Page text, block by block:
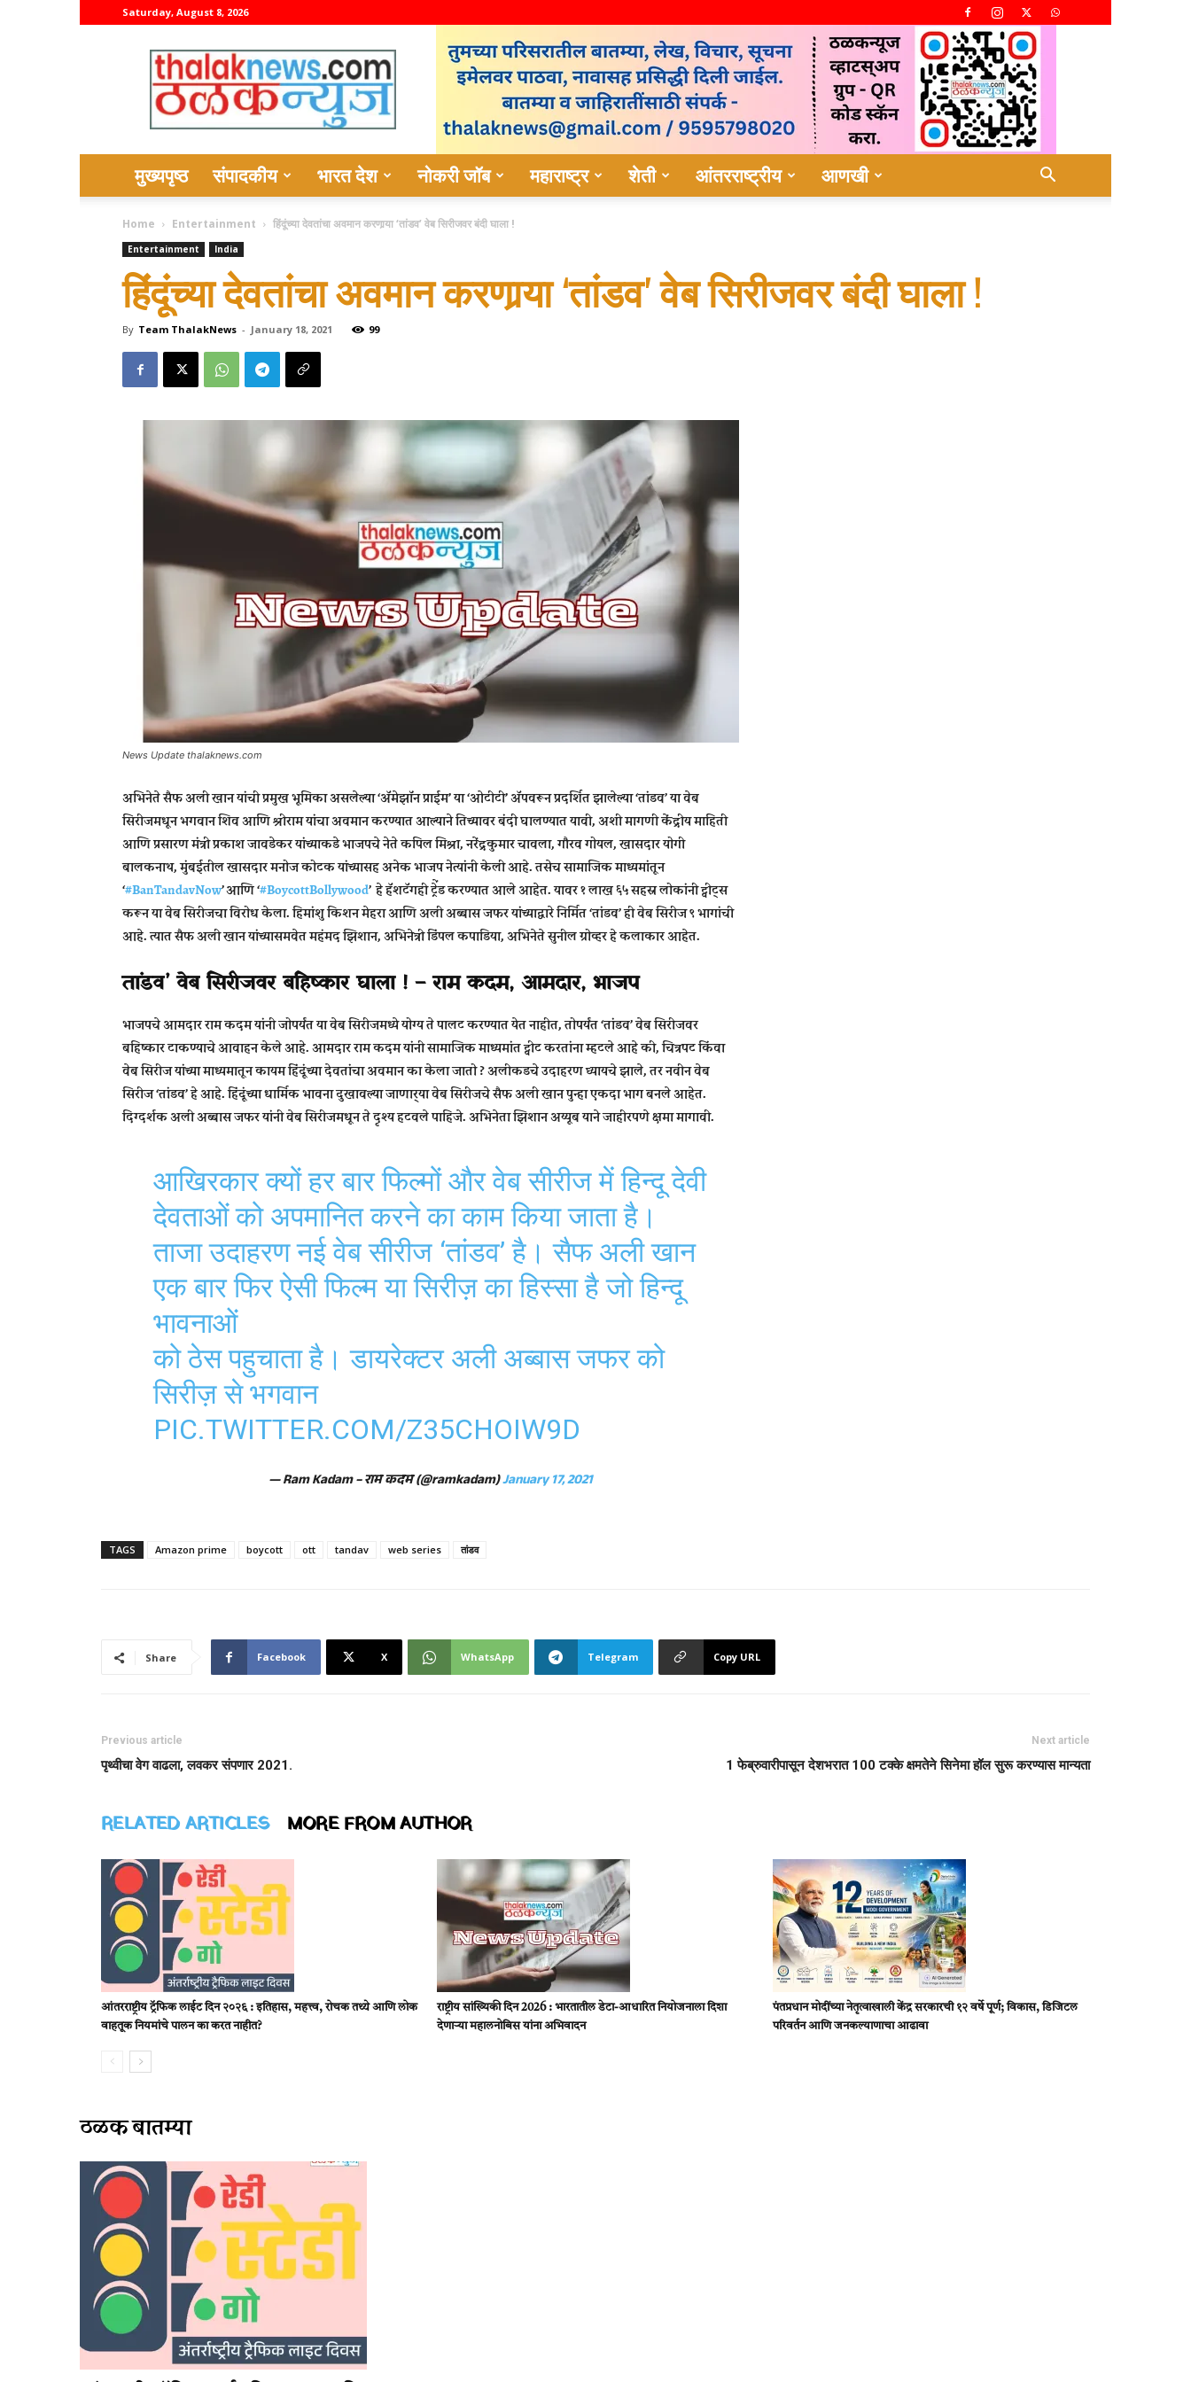
Saturday, August 8, 2026
thalaknews
मुख्यपृष्ठ संपादकीय भारत देश नोकरी जॉब महाराष्ट्र शेती आंतरराष्ट्रीय आणखी
Home Entertainment हिंदूंच्या देवतांचा अवमान करणार्‍या ‘तांडव’ वेब सिरीजवर बंदी घाला !
Entertainment India
हिंदूंच्या देवतांचा अवमान करणार्‍या ‘तांडव’ वेब सिरीजवर बंदी घाला !
By Team ThalakNews - January 18, 2021 99
News Update thalaknews.com
अभिनेते सैफ अली खान यांची प्रमुख भूमिका असलेल्या ‘अ‍ॅमेझॉन प्राईम’ या ‘ओटीटी’ अ‍ॅपवरून प्रदर्शित झालेल्या ‘तांडव’ या वेब
सिरीजमधून भगवान शिव आणि श्रीराम यांचा अवमान करण्यात आल्याने तिच्यावर बंदी घालण्यात यावी, अशी मागणी केंद्रीय माहिती
आणि प्रसारण मंत्री प्रकाश जावडेकर यांच्याकडे भाजपचे नेते कपिल मिश्रा, नरेंद्रकुमार चावला, गौरव गोयल, खासदार योगी
बालकनाथ, मुंबईतील खासदार मनोज कोटक यांच्यासह अनेक भाजप नेत्यांनी केली आहे. तसेच सामाजिक माध्यमांतून
‘#BanTandavNow’ आणि ‘#BoycottBollywood’ हे हॅशटॅगही ट्रेेंड करण्यात आले आहेत. यावर १ लाख ६५ सहस्र लोकांनी ट्वीट्स
करून या वेब सिरीजचा विरोध केला. हिमांशु किशन मेहरा आणि अली अब्बास जफर यांच्याद्वारे निर्मित ‘तांडव’ ही वेब सिरीज ९ भागांची
आहे. त्यात सैफ अली खान यांच्यासमवेत महंमद झिशान, अभिनेत्री डिंपल कपाडिया, अभिनेते सुनील ग्रोव्हर हे कलाकार आहेत.
तांडव’ वेब सिरीजवर बहिष्कार घाला ! – राम कदम, आमदार, भाजप
भाजपचे आमदार राम कदम यांनी जोपर्यंत या वेब सिरीजमध्ये योग्य ते पालट करण्यात येत नाहीत, तोपर्यंत ‘तांडव’ वेब सिरीजवर
बहिष्कार टाकण्याचे आवाहन केले आहे. आमदार राम कदम यांनी सामाजिक माध्यमांत ट्वीट करतांना म्हटले आहे की, चित्रपट किंवा
वेब सिरीज यांच्या माध्यमातून कायम हिंदूंच्या देवतांचा अवमान का केला जातो ? अलीकडचे उदाहरण घ्यायचे झाले, तर नवीन वेब
सिरीज ‘तांडव’ हे आहे. हिंदूंच्या धार्मिक भावना दुखावल्या जाणार्‍या वेब सिरीजचे सैफ अली खान पुन्हा एकदा भाग बनले आहेत.
दिग्दर्शक अली अब्बास जफर यांनी वेब सिरीजमधून ते दृश्य हटवले पाहिजे. अभिनेता झिशान अय्यूब याने जाहीरपणे क्षमा मागावी.
आखिरकार क्यों हर बार फिल्मों और वेब सीरीज में हिन्दू देवी
देवताओं को अपमानित करने का काम किया जाता है।
ताजा उदाहरण नई वेब सीरीज ‘तांडव’ है। सैफ अली खान
एक बार फिर ऐसी फिल्म या सिरीज़ का हिस्सा है जो हिन्दू
भावनाओं
को ठेस पहुचाता है। डायरेक्टर अली अब्बास जफर को
सिरीज़ से भगवान
PIC.TWITTER.COM/Z35CHOIW9D
— Ram Kadam – राम कदम (@ramkadam)January 17, 2021
TAGS Amazon prime boycott ott tandav web series तांडव
Share Facebook X WhatsApp Telegram Copy URL
Previous article
पृथ्वीचा वेग वाढला, लवकर संपणार 2021.
Next article
1 फेब्रुवारीपासून देशभरात 100 टक्के क्षमतेने सिनेमा हॉल सुरू करण्यास मान्यता
RELATED ARTICLES MORE FROM AUTHOR
आंतरराष्ट्रीय ट्रॅफिक लाईट दिन २०२६ : इतिहास, महत्त्व, रोचक तथ्ये आणि लोक
वाहतूक नियमांचे पालन का करत नाहीत?
राष्ट्रीय सांख्यिकी दिन 2026 : भारतातील डेटा-आधारित नियोजनाला दिशा
देणाऱ्या महालनोबिस यांना अभिवादन
पंतप्रधान मोदींच्या नेतृत्वाखाली केंद्र सरकारची १२ वर्षे पूर्ण; विकास, डिजिटल
परिवर्तन आणि जनकल्याणाचा आढावा
ठळक बातम्या